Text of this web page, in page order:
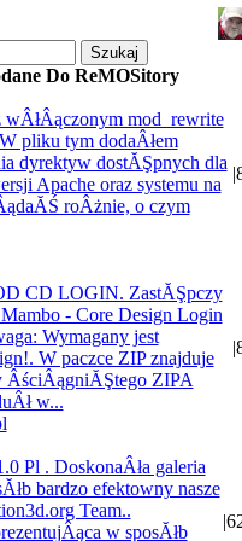
Do ReMOSitory
|
|
|